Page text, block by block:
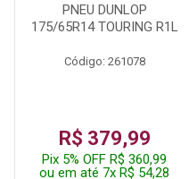
PNEU DUNLOP
175/65R14 TOURING R1L
Código: 261078
R$ 379,99
Pix 5% OFF R$ 360,99
ou em até 7x R$ 54,28